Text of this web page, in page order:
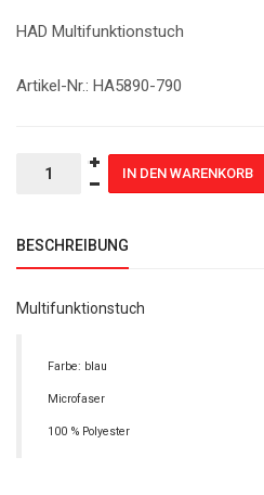
HAD Multifunktionstuch
Artikel-Nr.: HA5890-790
BESCHREIBUNG
Multifunktionstuch
Farbe: blau
Microfaser
100 % Polyester